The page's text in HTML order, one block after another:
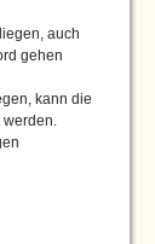
auch
gehen
kann die
werden.